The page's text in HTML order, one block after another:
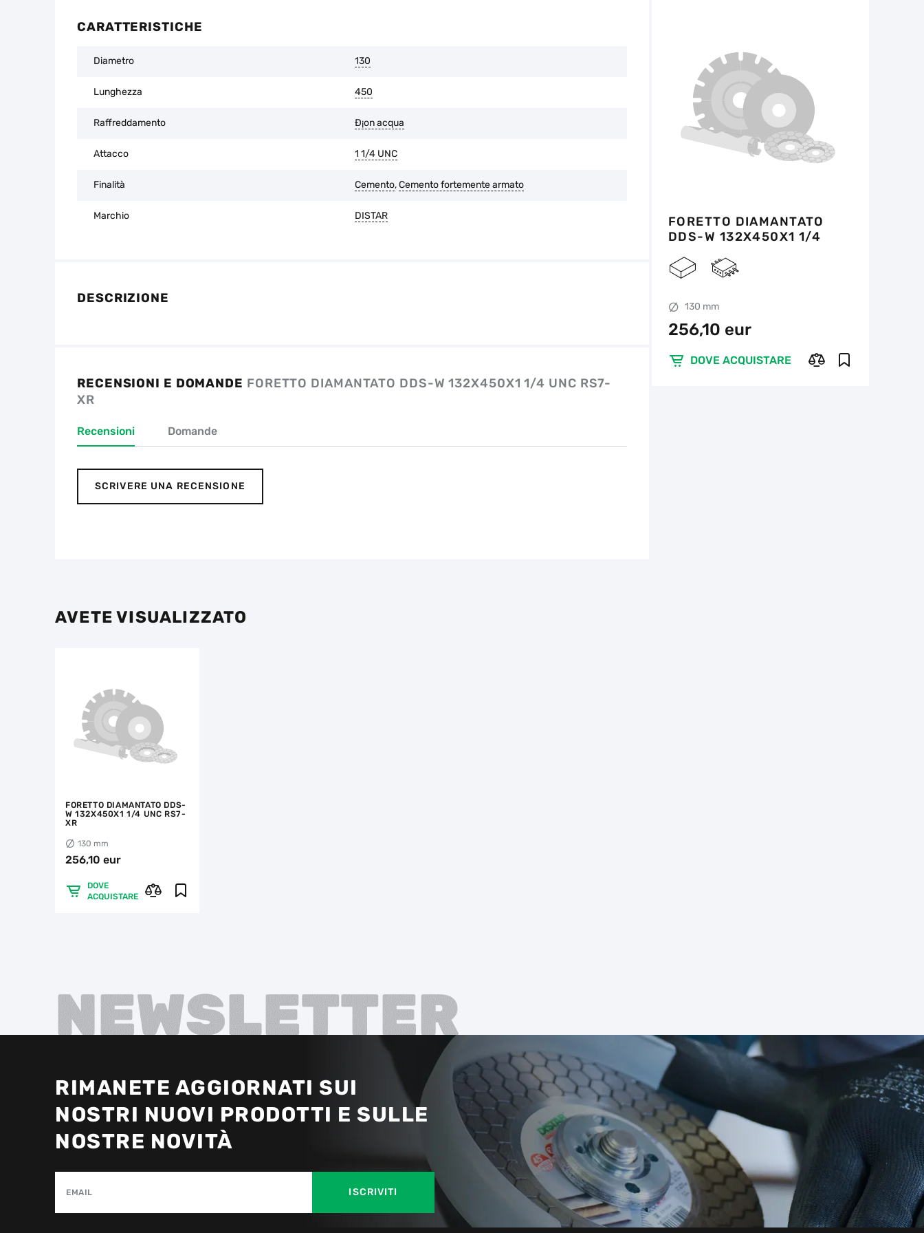
CARATTERISTICHE
Diametro 130
Lunghezza 450
Raffreddamento Ð¡on acqua
Attacco 1 1/4 UNC
Finalità Cemento,Cemento fortemente armato
Marchio DISTAR
DESCRIZIONE
RECENSIONI E DOMANDE FORETTO DIAMANTATO DDS-W 132X450X1 1/4 UNC RS7-
XR
Recensioni Domande
SCRIVERE UNA RECENSIONE
FORETTO DIAMANTATO
DDS-W 132X450X1 1/4
130 mm
256,10 eur
DOVE ACQUISTARE
AVETE VISUALIZZATO
FORETTO DIAMANTATO DDS-
W 132X450X1 1/4 UNC RS7-
XR
130 mm
256,10 eur
DOVE
ACQUISTARE
NEWSLETTER
RIMANETE AGGIORNATI SUI
NOSTRI NUOVI PRODOTTI E SULLE
NOSTRE NOVITÀ
EMAIL ISCRIVITI